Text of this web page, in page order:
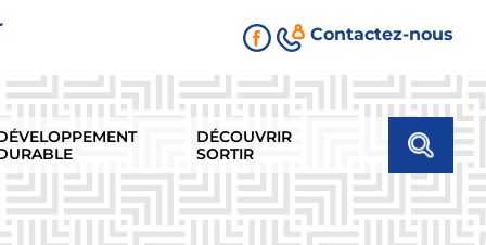
Contactez-nous
DÉCOUVRIR
SORTIR